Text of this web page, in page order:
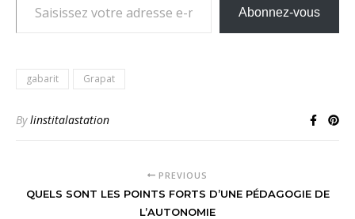
Abonnez-vous
gabarit Grapat
Bylinstitalastation
PREVIOUS
QUELS SONT LES POINTS FORTS D’UNE PÉDAGOGIE DE
L’AUTONOMIE